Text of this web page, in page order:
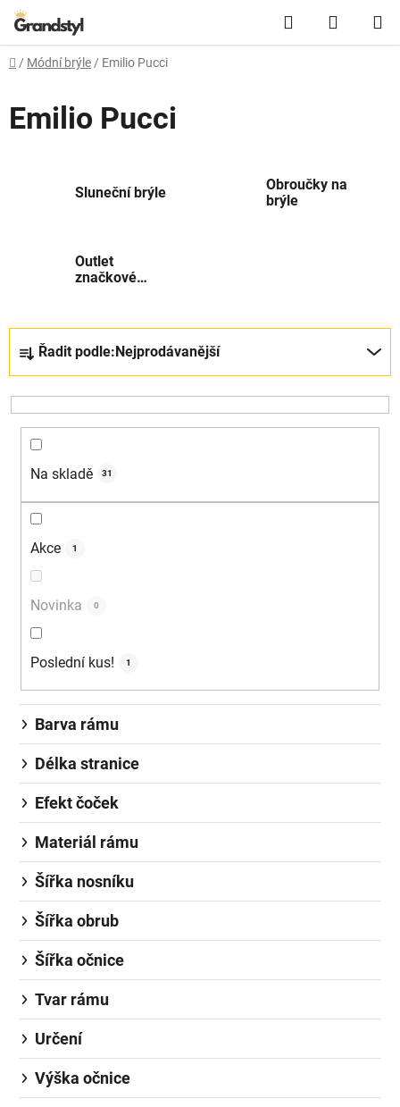
Přejít na obsah Hledat
Domů
/ Módní brýle / Emilio Pucci
Emilio Pucci
Sluneční brýle
Obroučky na
brýle
Outlet
značkové
Řazení produktů
Řadit podle: Nejprodávanější
Na skladě 31
Akce 1
Novinka 0
Poslední kus! 1
Barva rámu
Délka stranice
Efekt čoček
Materiál rámu
Šířka nosníku
Šířka obrub
Šířka očnice
Tvar rámu
Určení
Výška očnice